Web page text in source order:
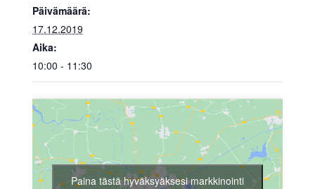
Päivämäärä:
17.12.2019
Aika:
10:00 - 11:30
Paina tästä hyväksyäksesi markkinointi